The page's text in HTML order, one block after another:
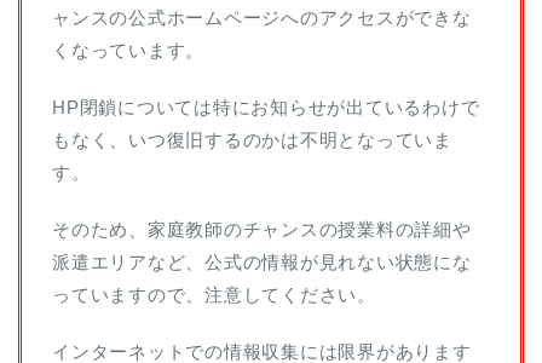
ャンスの公式ホームページへのアクセスができな
くなっています。
HP閉鎖については特にお知らせが出ているわけで
もなく、いつ復旧するのかは不明となっていま
す。
そのため、家庭教師のチャンスの授業料の詳細や
派遣エリアなど、公式の情報が見れない状態にな
っていますので、注意してください。
インターネットでの情報収集には限界があります